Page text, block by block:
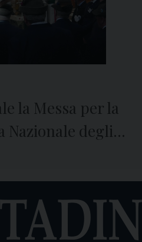
la Messa per la
Nazionale degli
e retta
il nostro